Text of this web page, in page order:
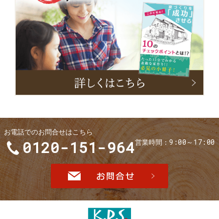
お電話でのお問合せはこちら
0120-151-964営業時間 9:00～17:00
お問合せ